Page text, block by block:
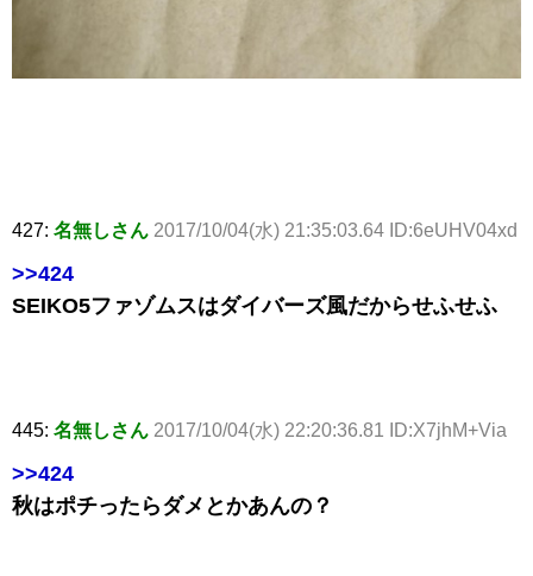
427: 名無しさん 2017/10/04(水) 21:35:03.64 ID:6eUHV04xd
>>424
SEIKO5ファゾムスはダイバーズ風だからせふせふ
445: 名無しさん 2017/10/04(水) 22:20:36.81 ID:X7jhM+Via
>>424
秋はポチったらダメとかあんの？